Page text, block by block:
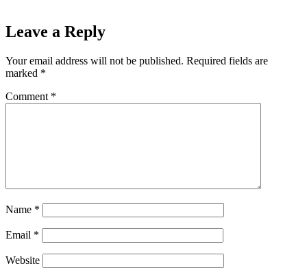
Leave a Reply
Your email address will not be published. Required fields are
marked *
Comment *
Name *
Email *
Website